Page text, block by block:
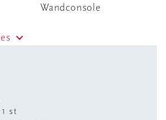
Wandconsole
st